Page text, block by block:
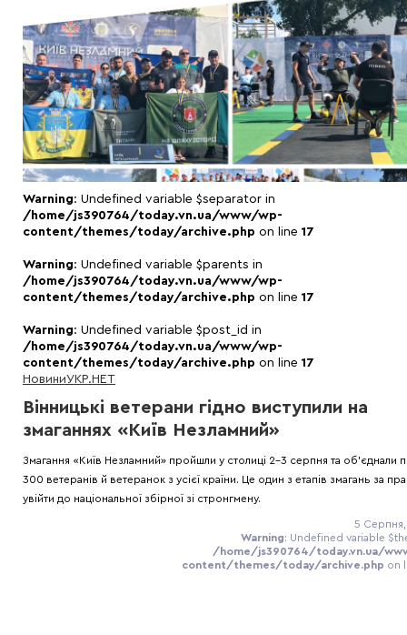
Warning: Undefined variable $separator in
/home/js390764/today.vn.ua/www/wp-
content/themes/today/archive.php on line 17
Warning: Undefined variable $parents in
/home/js390764/today.vn.ua/www/wp-
content/themes/today/archive.php on line 17
Warning: Undefined variable $post_id in
/home/js390764/today.vn.ua/www/wp-
content/themes/today/archive.php on line 17
НовиниУКР.НЕТ
Вінницькі ветерани гідно виступили на
змаганнях «Київ Незламний»
Змагання «Київ Незламний» пройшли у столиці 2-3 серпня та об’єднали
300 ветеранів й ветеранок з усієї країни. Це один з етапів змагань за
увійти до національної збірної зі стронгмену.
5
Warning: Undefined variable
/home/js390764/today.vn.ua/
content/themes/today/archive.php on